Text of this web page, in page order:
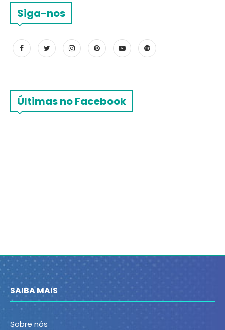
Siga-nos
Últimas no Facebook
SAIBA MAIS
Sobre nós